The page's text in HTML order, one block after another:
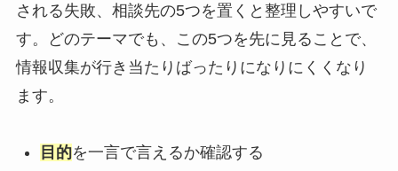
される失敗、相談先の5つを置くと整理しやすいで
す。どのテーマでも、この5つを先に見ることで、
情報収集が行き当たりばったりになりにくくなり
ます。
目的を一言で言えるか確認する